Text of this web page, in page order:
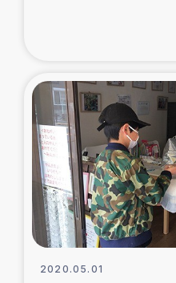
スリランカの南北女性を
ジ
復興
民際
2020.05.01